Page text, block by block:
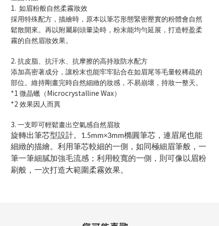
1. 如眉粉般自然柔霧妝效
採用特殊配方，描繪時，原本以筆芯形態緊密壓實的粉體會自然
鬆散開來。再以附屬刷頭暈染時，粉末能均勻延展，打造輕盈柔
霧的自然眉妝效果。
2. 抗皮脂、抗汗⽔、抗摩擦的⾼持妝防⽔配方
添加高密著成分，讓粉末也能牢牢貼合在如眉尾等毛量較稀疏的
部位。維持剛畫完時自然細緻的妝感，不易崩壞，持妝⼀整天。
*1 微晶蠟（ Microcrystalline Wax）
*2 效果因人而異
3. 一⽀即可輕鬆畫出空氣感自然眉妝
旋轉出筆芯型設計。 1.5mm×3mm橢圓筆芯，連眉尾也能
細緻的描繪。利用筆芯較細的一側，如同極細眉筆般，一
筆一筆細膩加強毛流感；利用較寬的⼀側，則可像以眉粉
刷般， ⼀次打造⼤範圍柔霧效果。